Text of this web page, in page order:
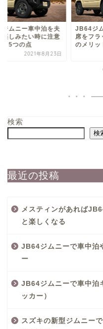
ジムニー車中泊を夫
楽しみたい時に注意
き5つの点
2021年8月23日
JB64ジ
席をフラ
のメリッ
検索
検
最近の投稿
メスティンがあれば
と楽しくなる
JB64ジムニーで車中泊
ー
JB64ジムニーで車中泊
ッカー）
スズキの新型ジムニー